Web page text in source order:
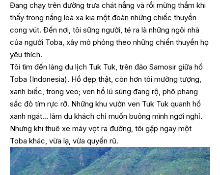
Đang chạy trên đường trưa chát nắng và rồi mừng thầm khi
thấy trong nắng loá xa kia một đoàn những chiếc thuyền
cong vút. Đến nơi, tôi sững người, té ra là những ngôi nhà
của người Toba, xây mô phỏng theo những chiến thuyền họ
yêu thích.
Tôi tìm đến làng du lịch Tuk Tuk, trên đảo Samosir giữa hồ
Toba (Indonesia). Hồ đẹp thật, còn hơn tôi mường tượng,
xanh biếc, trong veo; ven hồ lũ súng đang rộ, phô phang
sắc đỏ tím rực rỡ. Những khu vườn ven Tuk Tuk quanh hồ
xanh ngát… làm du khách chỉ muốn buông mình ngơi nghỉ.
Nhưng khi thuê xe máy vọt ra đường, tôi gặp ngay một
Toba khác, vừa lạ, vừa quyến rũ.